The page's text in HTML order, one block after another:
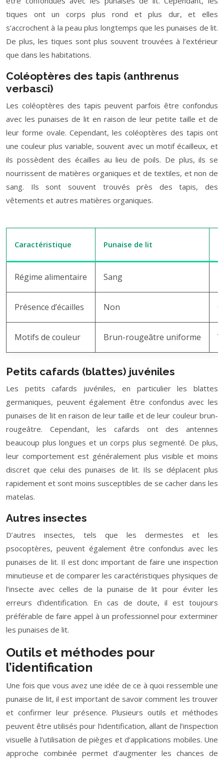
tiques ont un corps plus rond et plus dur, et elles
s’accrochent à la peau plus longtemps que les punaises de lit.
De plus, les tiques sont plus souvent trouvées à l’extérieur
que dans les habitations.
Coléoptères des tapis (anthrenus
verbasci)
Les coléoptères des tapis peuvent parfois être confondus
avec les punaises de lit en raison de leur petite taille et de
leur forme ovale. Cependant, les coléoptères des tapis ont
une couleur plus variable, souvent avec un motif écailleux, et
ils possèdent des écailles au lieu de poils. De plus, ils se
nourrissent de matières organiques et de textiles, et non de
sang. Ils sont souvent trouvés près des tapis, des
vêtements et autres matières organiques.
Caractéristique Punaise de lit
Régime alimentaire Sang
Présence d’écailles Non
Motifs de couleur Brun-rougeâtre uniforme
Petits cafards (blattes) juvéniles
Les petits cafards juvéniles, en particulier les blattes
germaniques, peuvent également être confondus avec les
punaises de lit en raison de leur taille et de leur couleur brun-
rougeâtre. Cependant, les cafards ont des antennes
beaucoup plus longues et un corps plus segmenté. De plus,
leur comportement est généralement plus visible et moins
discret que celui des punaises de lit. Ils se déplacent plus
rapidement et sont moins susceptibles de se cacher dans les
matelas.
Autres insectes
D’autres insectes, tels que les dermestes et les
psocoptères, peuvent également être confondus avec les
punaises de lit. Il est donc important de faire une inspection
minutieuse et de comparer les caractéristiques physiques de
l’insecte avec celles de la punaise de lit pour éviter les
erreurs d’identification. En cas de doute, il est toujours
préférable de faire appel à un professionnel pour exterminer
les punaises de lit.
Outils et méthodes pour
l’identification
Une fois que vous avez une idée de ce à quoi ressemble une
punaise de lit, il est important de savoir comment les trouver
et confirmer leur présence. Plusieurs outils et méthodes
peuvent être utilisés pour l’identification, allant de l’inspection
visuelle à l’utilisation de pièges et d’applications mobiles. Une
approche combinée permet d’augmenter les chances de